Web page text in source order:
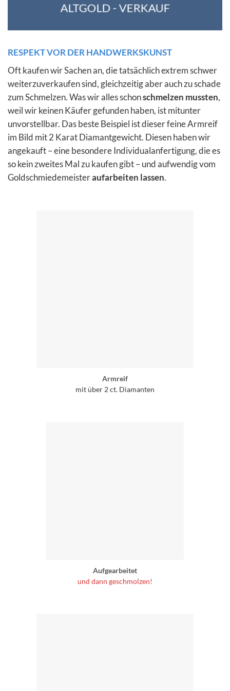
ALTGOLD - VERKAUF
RESPEKT VOR DER HANDWERKSKUNST
Oft kaufen wir Sachen an, die tatsächlich extrem schwer
weiterzuverkaufen sind, gleichzeitig aber auch zu schade
zum Schmelzen. Was wir alles schonschmelzen mussten,
weil wir keinen Käufer gefunden haben, ist mitunter
unvorstellbar. Das beste Beispiel ist dieser feine Armreif
im Bild mit 2 Karat Diamantgewicht. Diesen haben wir
angekauft – eine besondere Individualanfertigung, die es
so kein zweites Mal zu kaufen gibt – und aufwendig vom
Goldschmiedemeisteraufarbeiten lassen.
Armreif
mit über 2 ct. Diamanten
Aufgearbeitet
und dann geschmolzen!